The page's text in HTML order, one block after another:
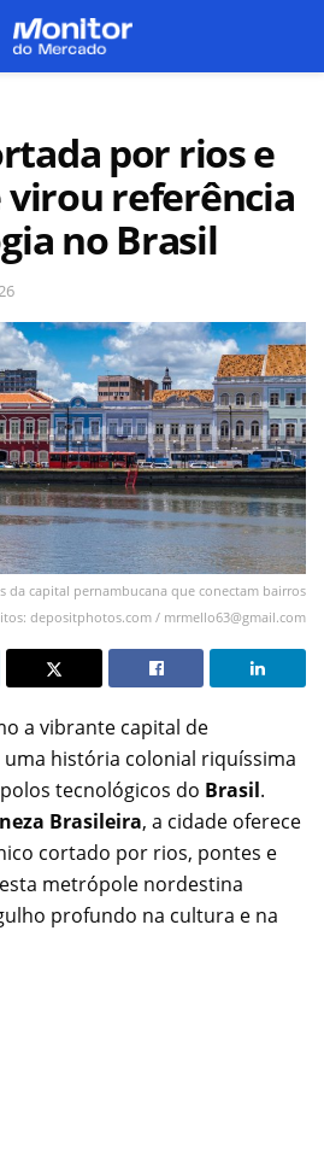
por rios e
virou referência
no Brasil
da capital pernambucana que conectam bairros
depositphotos.com / mrmello63@gmail.com
a vibrante capital de
uma história colonial riquíssima
tecnológicos do Brasil.
Brasileira, a cidade oferece
cortado por rios, pontes e
metrópole nordestina
profundo na cultura e na